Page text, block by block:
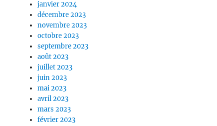
janvier 2024
décembre 2023
novembre 2023
octobre 2023
septembre 2023
août 2023
juillet 2023
juin 2023
mai 2023
avril 2023
mars 2023
février 2023